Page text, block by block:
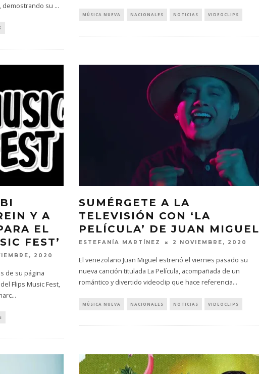
demostrando su ...
MÚSICA NUEVA NACIONALES NOTICIAS VIDEOCLIPS
Y A
EL
FEST’
2020
de su página
Flips Music Fest,
...
SUMÉRGETE A LA
TELEVISIÓN CON ‘LA
PELÍCULA’ DE JUAN MIGUEL
ESTEFANÍA MARTÍNEZ 2 NOVIEMBRE, 2020
El venezolano Juan Miguel estrenó el viernes pasado su
nueva canción titulada La Película, acompañada de un
romántico y divertido videoclip que hace referencia...
MÚSICA NUEVA NACIONALES NOTICIAS VIDEOCLIPS
‘VERANO EN LA CIUDAD’
7 AGOSTO, 2026
‘THIS & THAT’